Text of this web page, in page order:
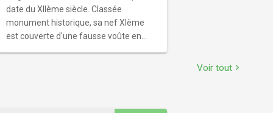
date du XIIème siècle. Classée
monument historique, sa nef XIème
est couverte d'une fausse voûte en
Voir tout chevron_right